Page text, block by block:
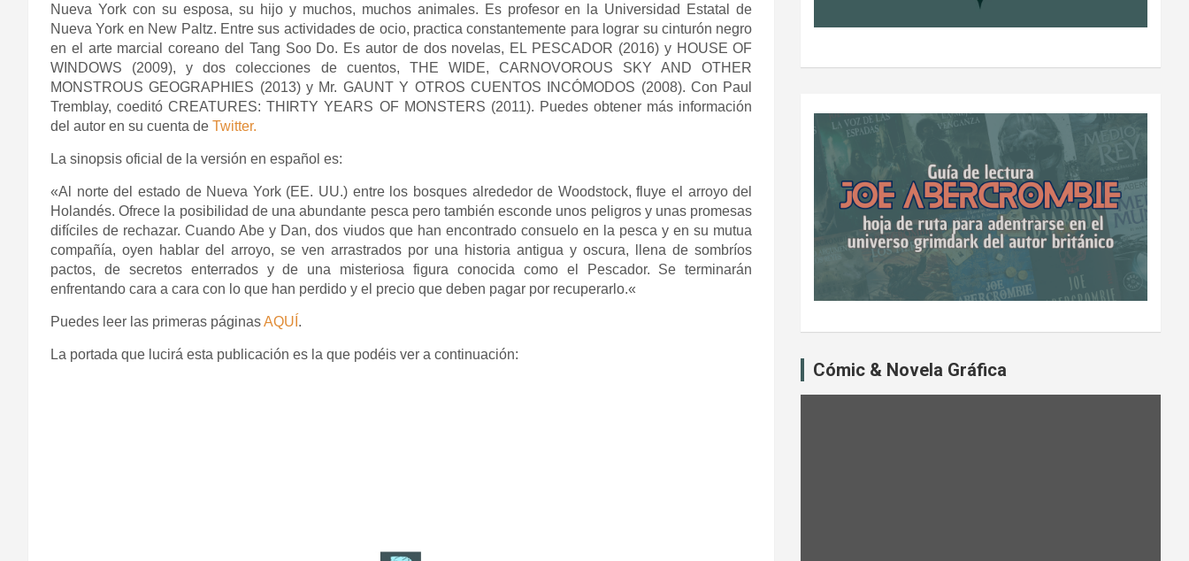
Nueva York con su esposa, su hijo y muchos, muchos animales. Es profesor en la Universidad Estatal de
Nueva York en New Paltz. Entre sus actividades de ocio, practica constantemente para lograr su cinturón negro
en el arte marcial coreano del Tang Soo Do. Esautor de dos novelas, EL PESCADOR (2016) y HOUSE OF
WINDOWS (2009), y dos colecciones de cuentos, THE WIDE, CARNOVOROUS SKY AND OTHER
MONSTROUS GEOGRAPHIES (2013) y Mr. GAUNT Y OTROS CUENTOS INCÓMODOS (2008). Con Paul
Tremblay, coeditó CREATURES: THIRTY YEARS OF MONSTERS (2011). Puedes obtener más información
del autor en su cuenta de Twitter.
La sinopsis oficial de la versión en español es:
«Al norte del estado de Nueva York (EE. UU.) entre los bosques alrededor de Woodstock, fluye el arroyo del
Holandés. Ofrece la posibilidad de una abundante pesca pero también esconde unos peligros y unas promesas
difíciles de rechazar. Cuando Abe y Dan, dos viudos que han encontrado consuelo en la pesca y en su mutua
compañía, oyen hablar del arroyo, se ven arrastrados por una historia antigua y oscura, llena de sombríos
pactos, de secretos enterrados y de una misteriosa figura conocida como el Pescador. Se terminarán
enfrentando cara a cara con lo que han perdido y el precio que deben pagar por recuperarlo.«
Puedes leer las primeras páginasAQUÍ .
La portada que lucirá esta publicación es la que podéis ver a continuación:
Cómic & Novela Gráfica